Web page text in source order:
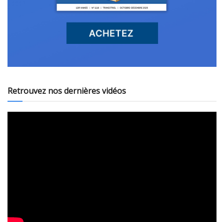
Retrouvez nos dernières vidéos